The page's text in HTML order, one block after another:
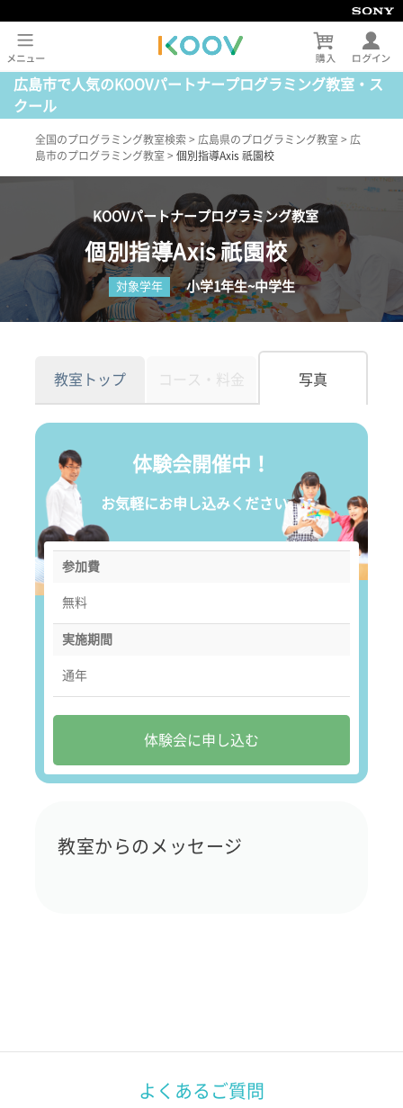
広島市で人気のKOOVパートナープログラミング教室・ス
クール
全国のプログラミング教室検索 > 広島県のプログラミング教室 > 広
島市のプログラミング教室 > 個別指導Axis 祇園校
KOOVパートナープログラミング教室
個別指導Axis 祇園校
対象学年 小学1年生~中学生
教室トップ コース・料金 写真
体験会開催中！
お気軽にお申し込みください。
参加費
無料
実施期間
通年
体験会に申し込む
教室からのメッセージ
よくあるご質問